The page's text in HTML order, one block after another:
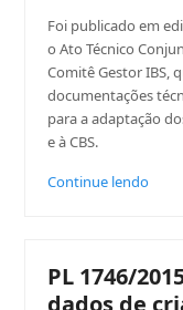
Foi publicado em
o Ato Técnico
Comitê Gestor IBS,
documentações
para a adaptação
e à CBS.
Continue lendo
PL 1746/
dados de